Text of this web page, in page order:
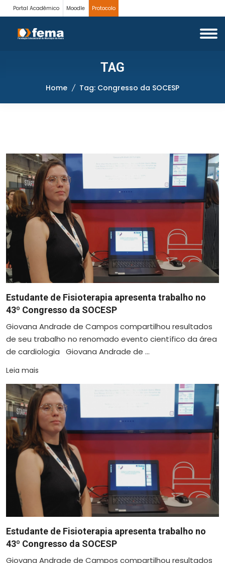
Portal Acadêmico Moodle Protocolo
TAG
Home Tag: Congresso da SOCESP
Estudante de Fisioterapia apresenta trabalho no
43º Congresso da SOCESP
Giovana Andrade de Campos compartilhou resultados
de seu trabalho no renomado evento científico da área
de cardiologia Giovana Andrade de ...
Leia mais
Estudante de Fisioterapia apresenta trabalho no
43º Congresso da SOCESP
Giovana Andrade de Campos compartilhou resultados